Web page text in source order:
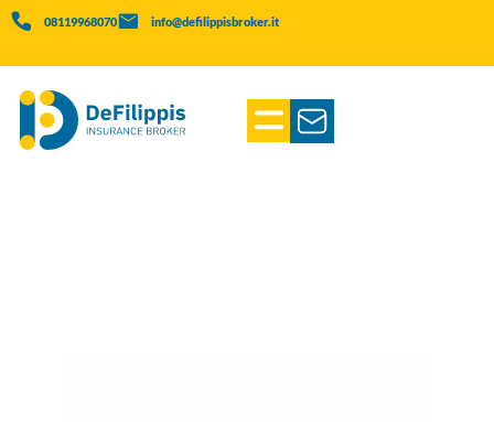
08119968070 info@defilippisbroker.it